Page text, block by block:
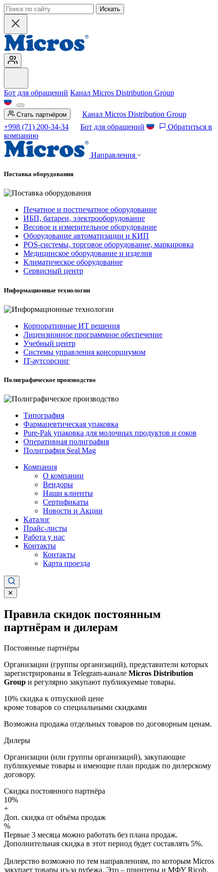
Искать
Бот для обращений Канал Micros Distribution Group
Стать партнёром
Канал Micros Distribution Group
+998 (71) 200-34-34
Бот для обращений
Обратиться в
компанию
Направления
Поставка оборудования
Печатное и постпечатное оборудование
ИБП, батареи, электрооборудование
Весовое и измерительное оборудование
Оборудование автоматизации и КИП
POS-системы, торговое оборудование, маркировка
Медицинское оборудование и изделия
Климатическое оборудование
Сервисный центр
Информационные технологии
Корпоративные ИТ решения
Лицензионное программное обеспечение
Учебный центр
Системы управления консорциумом
IT-аутсорсинг
Полиграфическое производство
Типография
Фармацевтическая упаковка
Pure-Pak упаковка для молочных продуктов и соков
Оперативная полиграфия
Полиграфия Seal Mag
Компания
О компании
Вендоры
Наши клиенты
Сертификаты
Новости и Акции
Каталог
Прайс-листы
Работа у нас
Контакты
Контакты
Карта проезда
✕
Правила скидок постоянным
партнёрам и дилерам
Постоянные партнёры
Организации (группы организаций), представители которых
зарегистрированы в Telegram-канале Micros Distribution
Group и регулярно закупают публикуемые товары.
10% скидка к отпускной цене
кроме товаров со специальными скидками
Возможна продажа отдельных товаров по договорным ценам.
Дилеры
Организации (или группы организаций), закупающие
публикуемые товары и имеющие план продаж по дилерскому
договору.
Скидка постоянного партнёра
10%
+
Доп. скидка от объёма продаж
%
Первые 3 месяца можно работать без плана продаж.
Дополнительная скидка в этот период будет составлять 5%.
Дилерство возможно по тем направлениям, по которым Micros
закупает товары из-за рубежа. Это – принтеры и МФУ Ricoh,